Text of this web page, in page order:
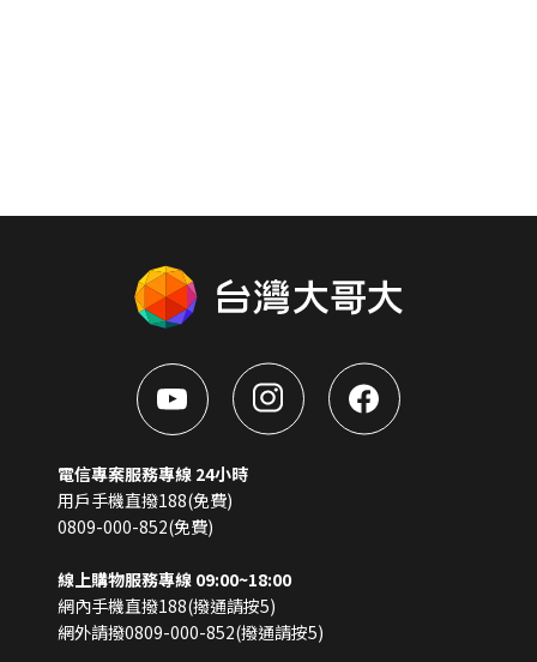
電信專案服務專線 24小時
用戶手機直撥188(免費)
0809-000-852(免費)
線上購物服務專線 09:00~18:00
網內手機直撥188(撥通請按5)
網外請撥0809-000-852(撥通請按5)